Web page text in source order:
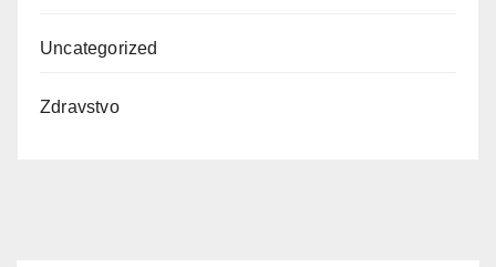
Uncategorized
Zdravstvo